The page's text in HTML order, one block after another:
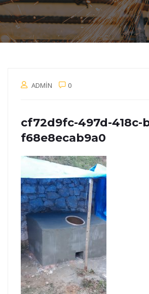
ADMIN 0
cf72d9fc-497d-418c-
f68e8ecab9a0